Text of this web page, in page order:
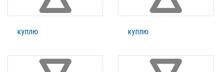
куплю куплю